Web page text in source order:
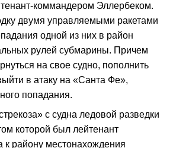
коммандером Эллербеком.
двумя управляемыми ракетами
одной из них в район
рулей субмарины. Причем
на свое судно, пополнить
в атаку на «Санта Фе»,
попадания.
с судна ледовой разведки
которой был лейтенант
к району местонахождения